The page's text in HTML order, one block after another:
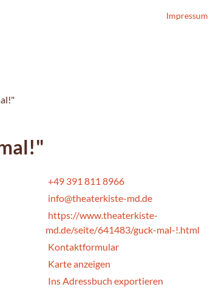
Impressum
+49 391 811 8966
info@theaterkiste-md.de
https://www.theaterkiste-
md.de/seite/641483/guck-mal-!.html
Kontaktformular
Karte anzeigen
Ins Adressbuch exportieren